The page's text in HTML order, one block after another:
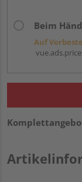
Beim
Auf